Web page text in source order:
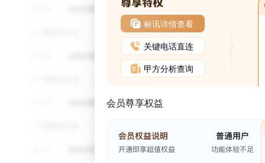
标讯详情查看
关键电话直连
甲方分析查询
会员尊享权益